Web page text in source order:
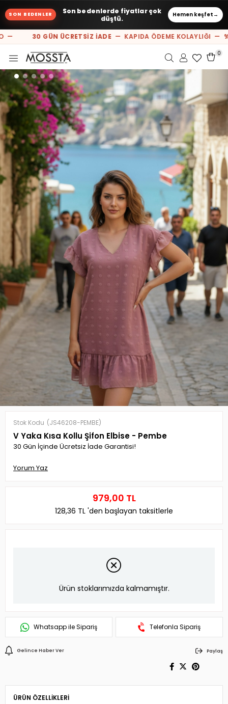
SON BEDENLER
Son bedenlerde fiyatlar çok
düştü.
Hemen keşfet →
— 30 GÜN ÜCRETSİZ İADE— KAPIDA ÖDEME KOLAYLIĞI —
0
Stok Kodu (JS46208-PEMBE)
V Yaka Kısa Kollu Şifon Elbise - Pembe
30 Gün İçinde Ücretsiz İade Garantisi!
Yorum Yaz
979,00 TL
128,36 TL 'den başlayan taksitlerle
Ürün stoklarımızda kalmamıştır.
Whatsapp ile Sipariş Telefonla Sipariş
Gelince Haber Ver Paylaş
ÜRÜN ÖZELLIKLERI